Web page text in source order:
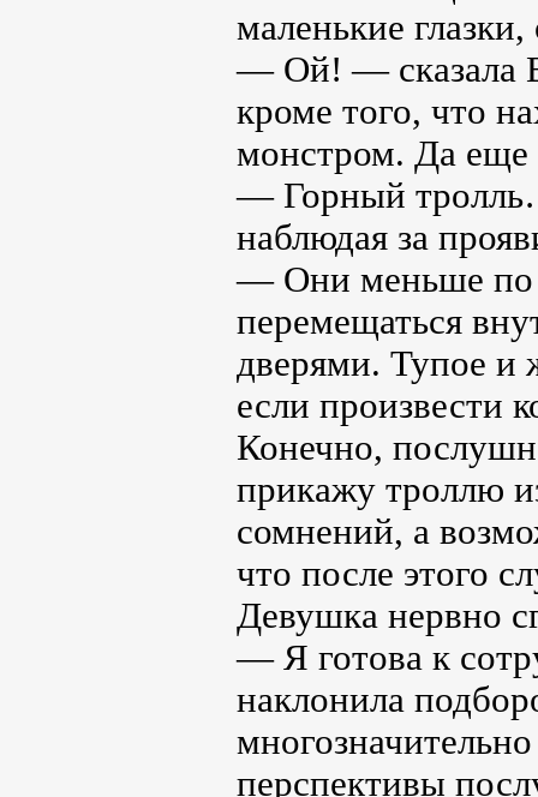
маленькие
— Ой! — сказала
кроме того, что
монстром. Да еще
— Горный
наблюдая за
— Они меньше по
перемещаться
дверями. Тупое и
если произвести
Конечно,
прикажу троллю
сомнений, а
что после этого
Девушка нервно
— Я готова к
наклонила
перспективы